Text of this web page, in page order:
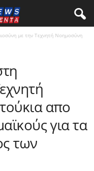
με την Τεχνητή Νοημοσύνη
απο
για τα
των